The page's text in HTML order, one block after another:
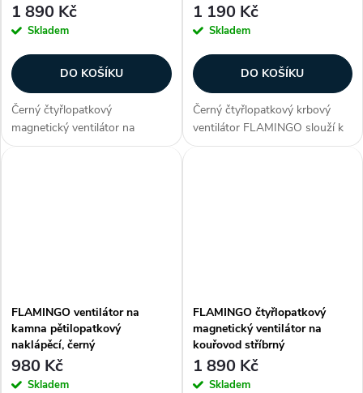
1 890 Kč
Skladem
DO KOŠÍKU
Černý čtyřlopatkový
magnetický ventilátor na
kouřovod FLAMINGO slouží k
1 190 Kč
Skladem
DO KOŠÍKU
Černý čtyřlopatkový krbový
ventilátor FLAMINGO slouží k
rozhánění teplého vzduchu od
FLAMINGO ventilátor na
kamna pětilopatkový
naklápěcí, černý
980 Kč
Skladem
FLAMINGO čtyřlopatkový
magnetický ventilátor na
kouřovod stříbrný
1 890 Kč
Skladem